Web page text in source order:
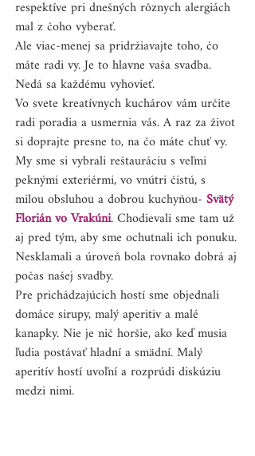
respektíve pri dnešných rôznych alergiách
mal z čoho vyberať.
Ale viac-menej sa pridržiavajte toho, čo
máte radi vy. Je to hlavne vaša svadba.
Nedá sa každému vyhovieť.
Vo svete kreatívnych kuchárov vám určite
radi poradia a usmernia vás. A raz za život
si doprajte presne to, na čo máte chuť vy.
My sme si vybrali reštauráciu s veľmi
peknými exteriérmi, vo vnútri čistú, s
milou obsluhou a dobrou kuchyňou- Svätý
Florián vo Vrakúni. Chodievali sme tam už
aj pred tým, aby sme ochutnali ich ponuku.
Nesklamali a úroveň bola rovnako dobrá aj
počas našej svadby.
Pre prichádzajúcich hostí sme objednali
domáce sirupy, malý aperitiv a malé
kanapky. Nie je nič horšie, ako keď musia
ľudia postávať hladní a smädní. Malý
aperitív hostí uvoľní a rozprúdi diskúziu
medzi nimi.